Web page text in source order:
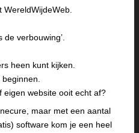
de verbouwing’.
heen kunt kijken.
eigen website ooit echt af?
maar met een aantal
software kom je een heel